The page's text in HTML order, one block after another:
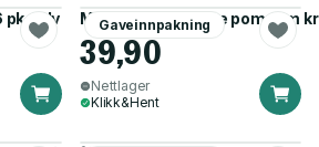
pk sølv Gaveinnpakning
Merkelapper hjerte pompom
39,90
Nettlager
Klikk&Hent